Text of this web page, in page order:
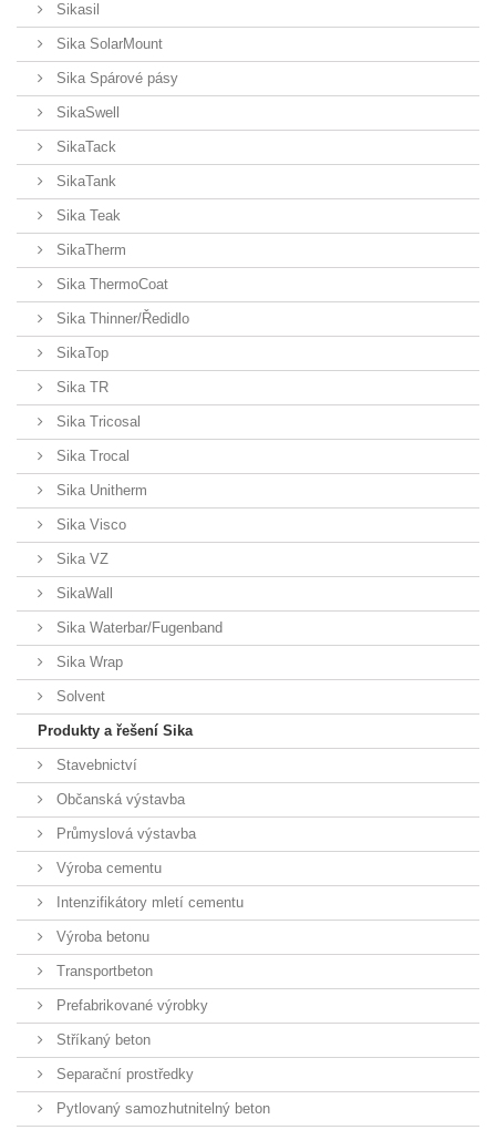
Sikasil
Sika SolarMount
Sika Spárové pásy
SikaSwell
SikaTack
SikaTank
Sika Teak
SikaTherm
Sika ThermoCoat
Sika Thinner/Ředidlo
SikaTop
Sika TR
Sika Tricosal
Sika Trocal
Sika Unitherm
Sika Visco
Sika VZ
SikaWall
Sika Waterbar/Fugenband
Sika Wrap
Solvent
Produkty a řešení Sika
Stavebnictví
Občanská výstavba
Průmyslová výstavba
Výroba cementu
Intenzifikátory mletí cementu
Výroba betonu
Transportbeton
Prefabrikované výrobky
Stříkaný beton
Separační prostředky
Pytlovaný samozhutnitelný beton